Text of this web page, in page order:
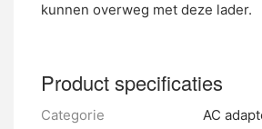
kunnen overweg met deze lader.
Product specificaties
Categorie
AC